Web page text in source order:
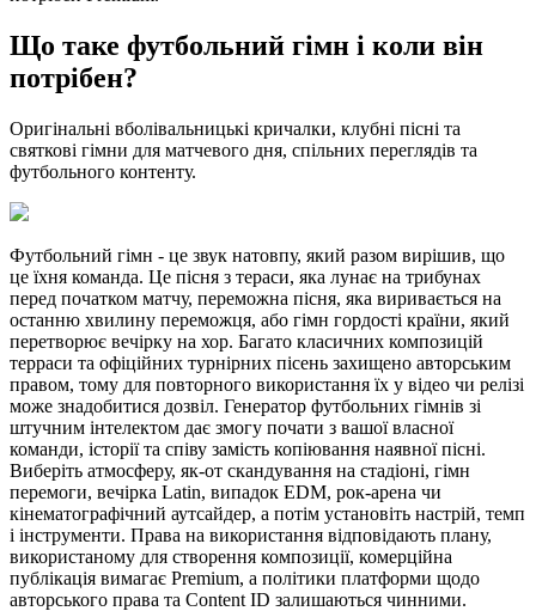
Що таке футбольний гімн і коли він
потрібен?
Оригінальні вболівальницькі кричалки, клубні пісні та
святкові гімни для матчевого дня, спільних переглядів та
футбольного контенту.
Футбольний гімн - це звук натовпу, який разом вирішив, що
це їхня команда. Це пісня з тераси, яка лунає на трибунах
перед початком матчу, переможна пісня, яка виривається на
останню хвилину переможця, або гімн гордості країни, який
перетворює вечірку на хор. Багато класичних композицій
терраси та офіційних турнірних пісень захищено авторським
правом, тому для повторного використання їх у відео чи релізі
може знадобитися дозвіл. Генератор футбольних гімнів зі
штучним інтелектом дає змогу почати з вашої власної
команди, історії та співу замість копіювання наявної пісні.
Виберіть атмосферу, як-от скандування на стадіоні, гімн
перемоги, вечірка Latin, випадок EDM, рок-арена чи
кінематографічний аутсайдер, а потім установіть настрій, темп
і інструменти. Права на використання відповідають плану,
використаному для створення композиції, комерційна
публікація вимагає Premium, а політики платформи щодо
авторського права та Content ID залишаються чинними.